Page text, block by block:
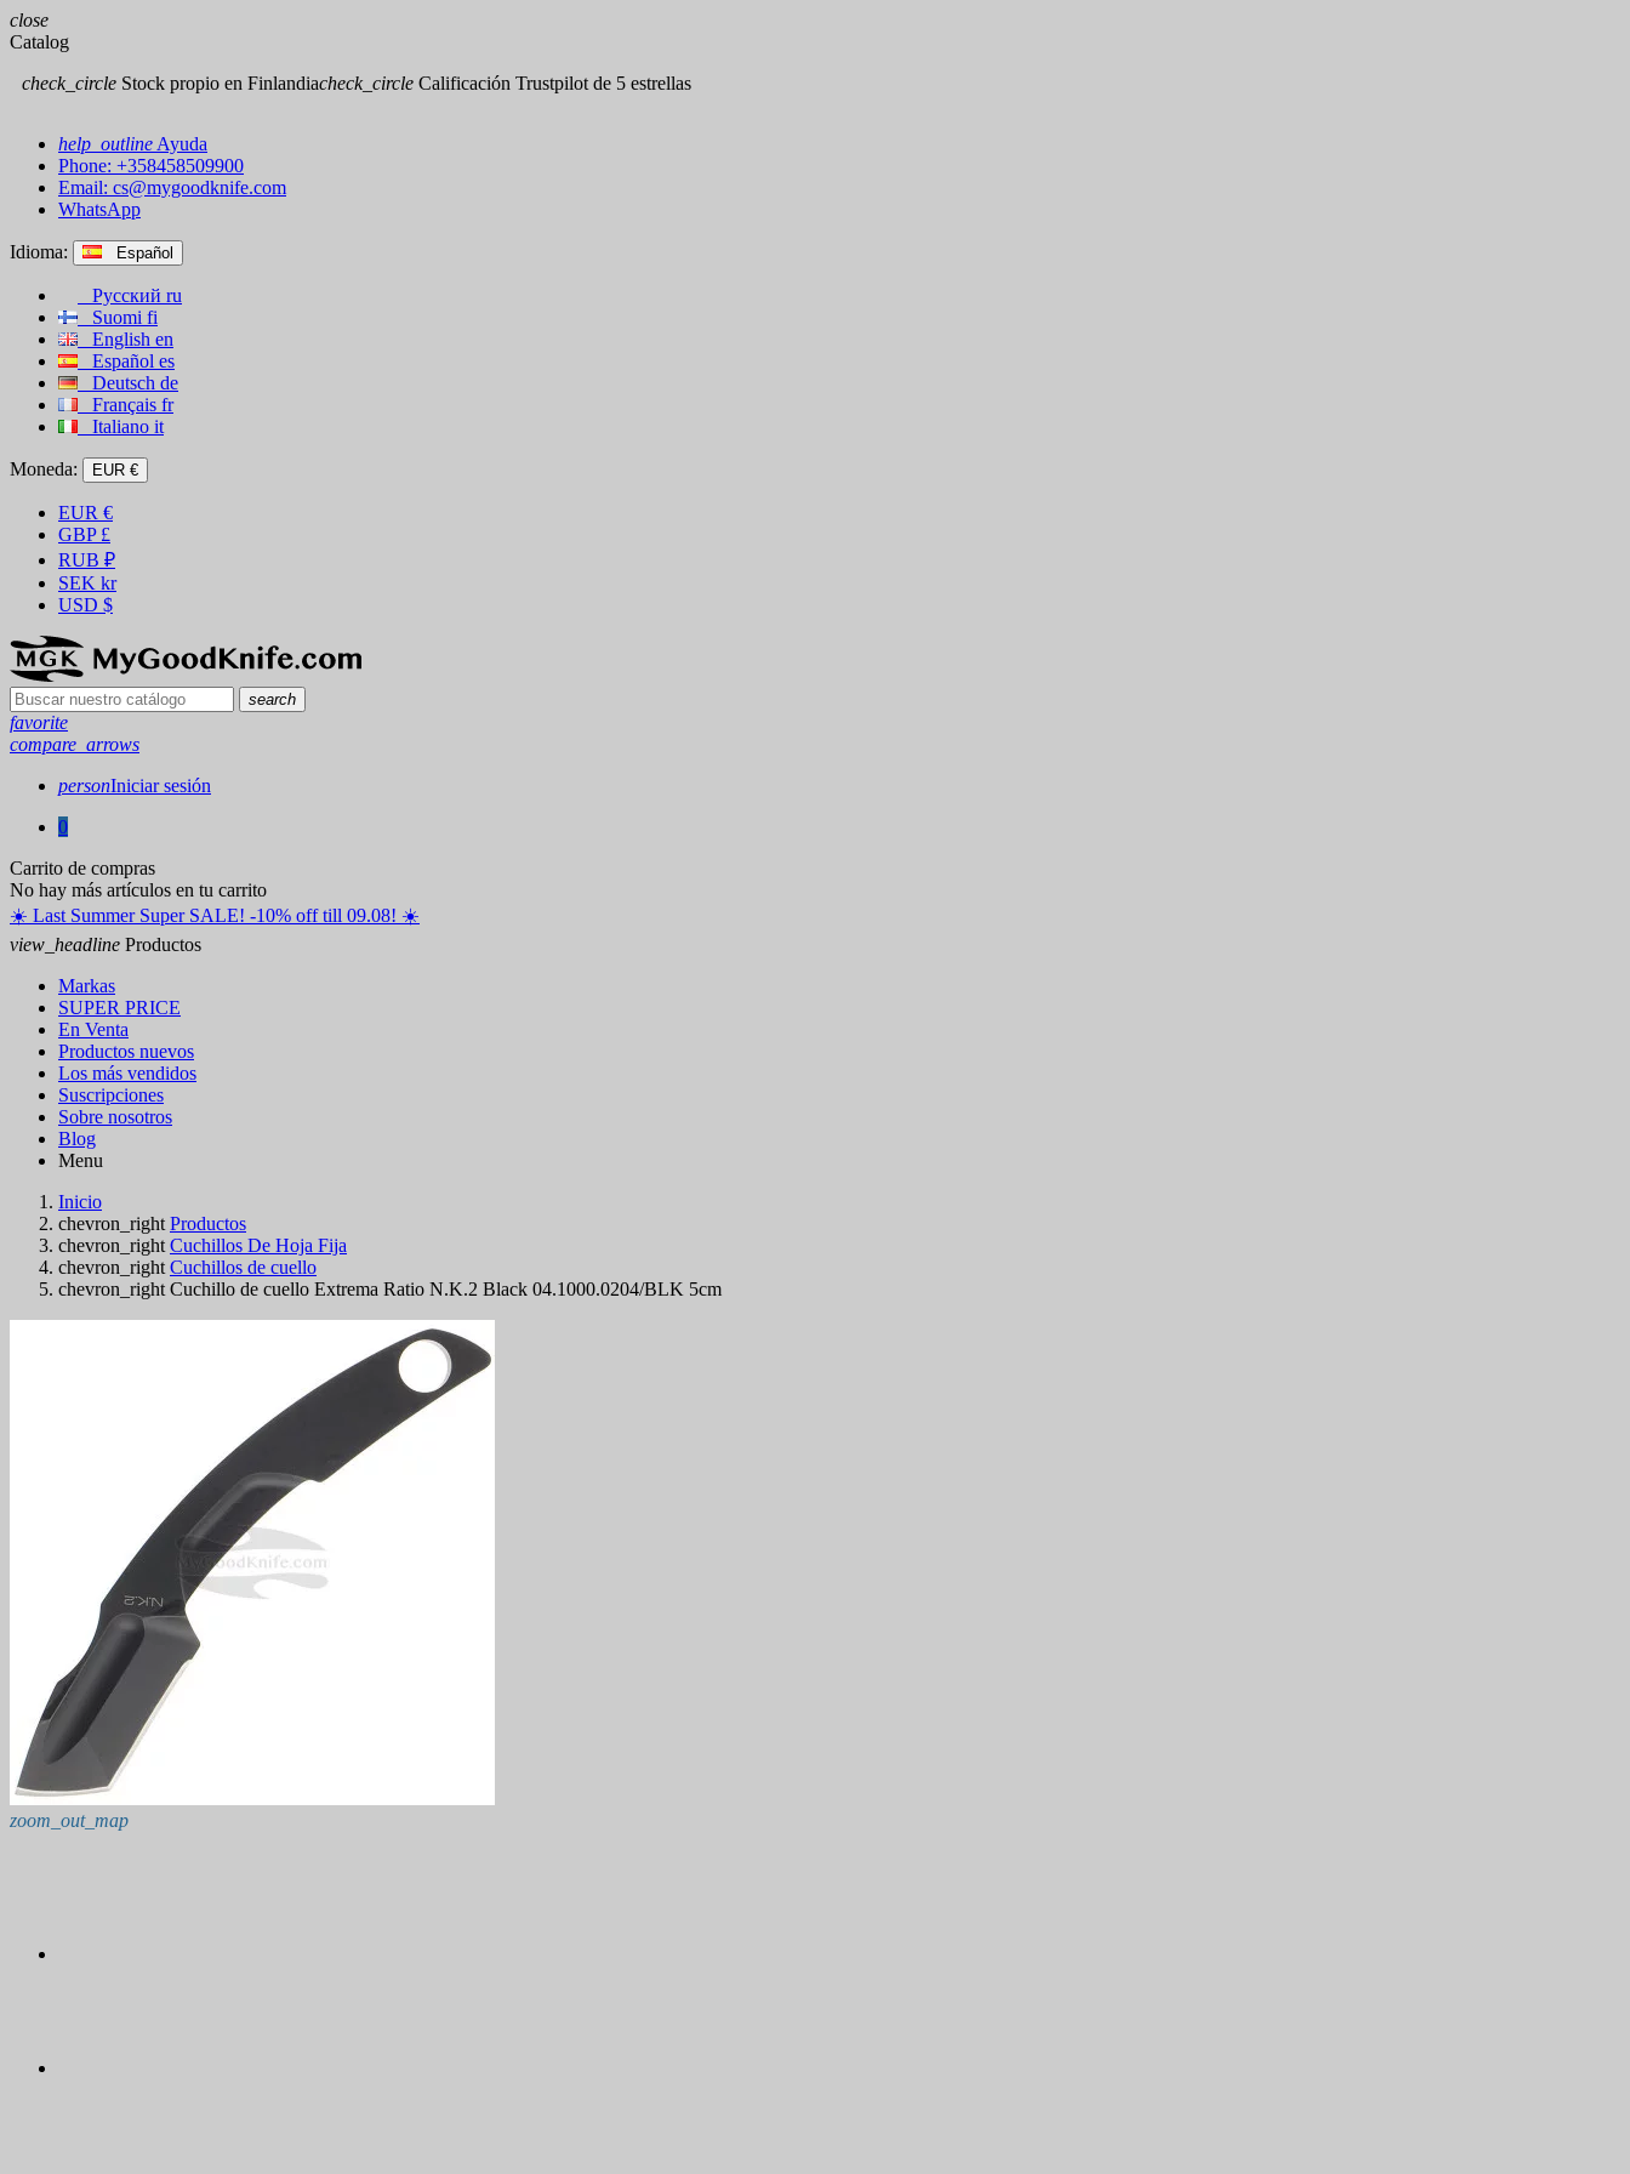
close
Catalog
check_circle Stock propio en Finlandiacheck_circle Calificación Trustpilot de 5 estrellas
help_outline Ayuda
Phone: +358458509900
Email: cs@mygoodknife.com
WhatsApp
Idioma: Español
Русский ru
Suomi fi
English en
Español es
Deutsch de
Français fr
Italiano it
Moneda: EUR €
EUR €
GBP £
RUB ₽
SEK kr
USD $
search
favorite
compare_arrows
personIniciar sesión
0
Carrito de compras
No hay más artículos en tu carrito
☀️ ️Last Summer Super SALE! -10% off till 09.08! ☀️
view_headline Productos
Markas
SUPER PRICE
En Venta
Productos nuevos
Los más vendidos
Suscripciones
Sobre nosotros
Blog
Menu
Inicio
chevron_right Productos
chevron_right Cuchillos De Hoja Fija
chevron_right Cuchillos de cuello
chevron_right Cuchillo de cuello Extrema Ratio N.K.2 Black 04.1000.0204/BLK 5cm
zoom_out_map